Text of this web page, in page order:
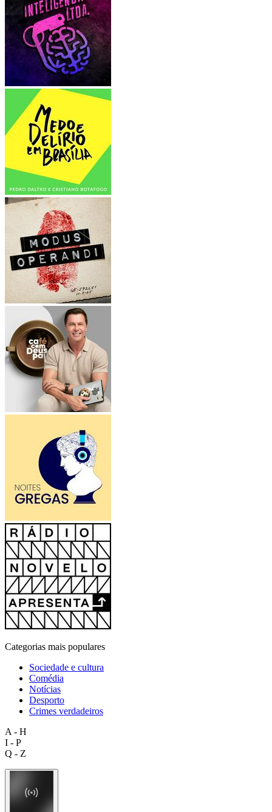
Categorias mais populares
Sociedade e cultura
Comédia
Notícias
Desporto
Crimes verdadeiros
A - H
I - P
Q - Z